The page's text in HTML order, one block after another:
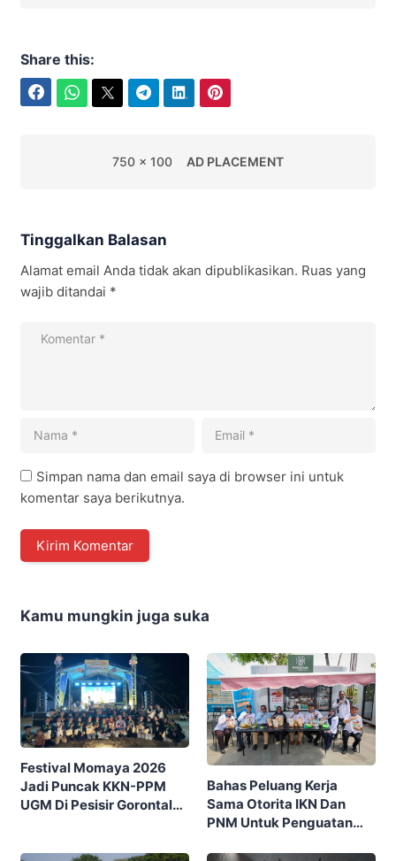
Share this:
750 x 100 AD PLACEMENT
Tinggalkan Balasan
Alamat email Anda tidak akan dipublikasikan. Ruas yang
wajib ditandai *
Simpan nama dan email saya di browser ini untuk
komentar saya berikutnya.
Kamu mungkin juga suka
Festival Momaya 2026
Jadi Puncak KKN-PPM
UGM Di Pesisir Gorontalo,
Bahas Peluang Kerja
Sama Otorita IKN Dan
PNM Untuk Penguatan